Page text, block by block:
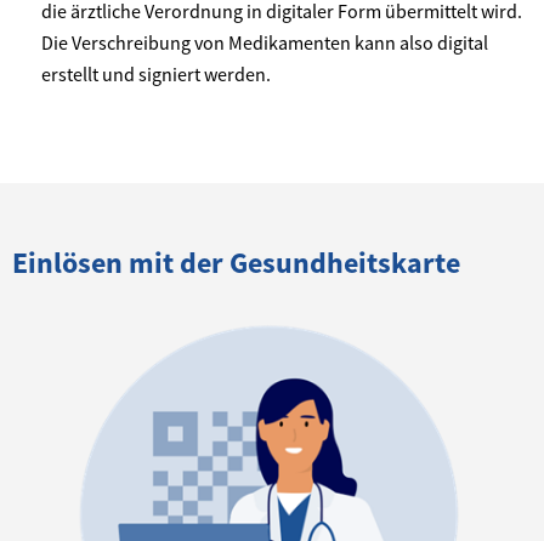
die ärztliche Verordnung in digitaler Form übermittelt wird.
Die Verschreibung von Medikamenten kann also digital
erstellt und signiert werden.
Einlösen mit der Gesundheitskarte